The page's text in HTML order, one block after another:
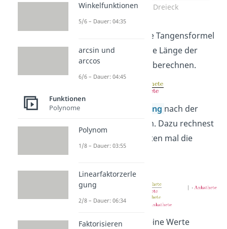
Tangens Dreieck
Nun kannst du die Tangensformel
verwenden, um die Länge der
Gegenkathete
zu berechnen.
Stelle die Gleichung nach der
um. Dazu rechnest
du auf beiden Seiten mal die
Jetzt kannst du deine Werte
Winkelfunktionen
5/6 – Dauer: 04:35
arcsin und
arccos
6/6 – Dauer: 04:45
Funktionen
Polynome
Polynom
1/8 – Dauer: 03:55
Linearfaktorzerle
gung
2/8 – Dauer: 06:34
Faktorisieren